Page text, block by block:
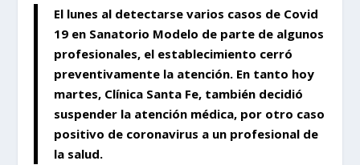
El lunes al detectarse varios casos de Covid
19 en Sanatorio Modelo de parte de algunos
profesionales, el establecimiento cerró
preventivamente la atención. En tanto hoy
martes, Clínica Santa Fe, también decidió
suspender la atención médica, por otro caso
positivo de coronavirus a un profesional de
la salud.